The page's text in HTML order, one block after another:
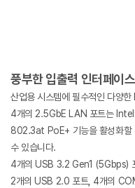
풍부한 입출력 인터페이스
산업용 시스템에 필수적인 다양
4개의 2.5GbE LAN 포트는
802.3at PoE+ 기능을 활성화할
수 있습니다.
4개의 USB 3.2 Gen1 (5Gbps)
2개의 USB 2.0 포트, 4개의